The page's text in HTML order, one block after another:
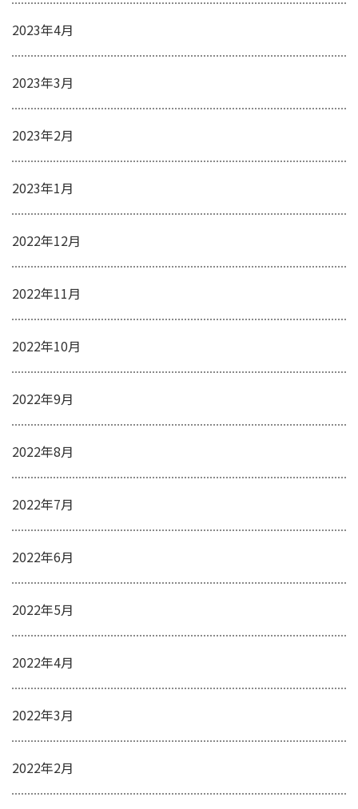
2023年4月
2023年3月
2023年2月
2023年1月
2022年12月
2022年11月
2022年10月
2022年9月
2022年8月
2022年7月
2022年6月
2022年5月
2022年4月
2022年3月
2022年2月